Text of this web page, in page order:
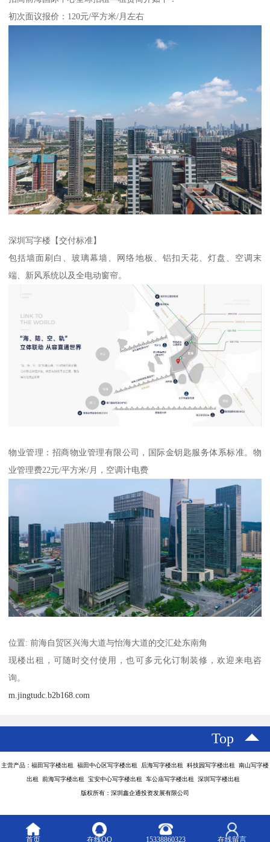
初次面议报价：120元/平方米/月左右
深圳写字楼【交付标准】
包括墙面刷白、玻璃幕墙、网络地板、铝扣天花、灯盘、空调末
端、新风系统以及全电动窗帘。
物业管理：招商物业管理有限公司，国际金钥匙服务体系标准。物
业管理费22元/平方米/月，空调计电费
位置: 前海自贸区兴海大道与怡海大道的交汇处东南角
现楼出租，可随时交付使用，也可多元化订制装修，欢迎来电咨
询。
m.jingtudc.b2b168.com
Top
主营产品：福田写字楼出租 福田中心区写字楼出租 后海写字楼出租 科技园写字楼出租 南山写字楼
出租 前海写字楼出租 宝安中心写字楼出租 车公庙写字楼出租 深圳写字楼出租
版权所有：深圳鑫企通投资发展有限公司
首页 在线QQ 15338860323 在线留言